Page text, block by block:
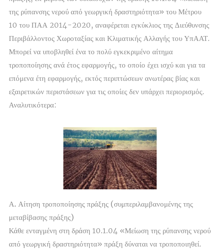
της ρύπανσης νερού από γεωργική δραστηριότητα» του Μέτρου
10 του ΠΑΑ 2014-2020, αναφέρεται εγκύκλιος της Διεύθυνσης
Περιβάλλοντος Χωροταξίας και Κλιματικής Αλλαγής του ΥπΑΑΤ.
Μπορεί να υποβληθεί ένα το πολύ εγκεκριμένο αίτημα
τροποποίησης ανά έτος εφαρμογής, το οποίο έχει ισχύ και για τα
επόμενα έτη εφαρμογής, εκτός περιπτώσεων ανωτέρας βίας και
εξαιρετικών περιστάσεων για τις οποίες δεν υπάρχει περιορισμός.
Αναλυτικότερα:
Α. Αίτηση τροποποίησης πράξης (συμπεριλαμβανομένης της
μεταβίβασης πράξης)
Κάθε ενταγμένη στη δράση 10.1.04 «Μείωση της ρύπανσης νερού
από γεωργική δραστηριότητα» πράξη δύναται να τροποποιηθεί.